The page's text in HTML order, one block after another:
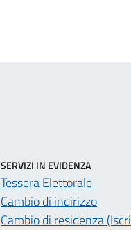
SERVIZI IN EVIDENZA
Tessera Elettorale
Cambio di indirizzo
Cambio di residenza